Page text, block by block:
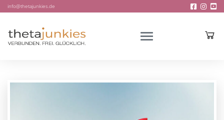
info@thetajunkies.de